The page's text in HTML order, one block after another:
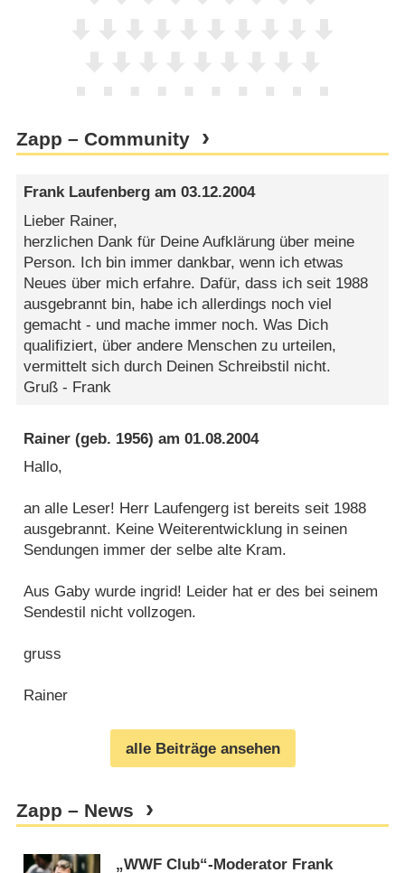
Zapp – Community
Frank Laufenberg am03.12.2004
Lieber Rainer,
herzlichen Dank für Deine Aufklärung über meine
Person. Ich bin immer dankbar, wenn ich etwas
Neues über mich erfahre. Dafür, dass ich seit 1988
ausgebrannt bin, habe ich allerdings noch viel
gemacht - und mache immer noch. Was Dich
qualifiziert, über andere Menschen zu urteilen,
vermittelt sich durch Deinen Schreibstil nicht.
Gruß - Frank
Rainer (geb. 1956) am01.08.2004
Hallo,
an alle Leser! Herr Laufengerg ist bereits seit 1988
ausgebrannt. Keine Weiterentwicklung in seinen
Sendungen immer der selbe alte Kram.
Aus Gaby wurde ingrid! Leider hat er des bei seinem
Sendestil nicht vollzogen.
gruss
Rainer
alle Beiträge ansehen
Zapp – News
„WWF Club“-Moderator Frank